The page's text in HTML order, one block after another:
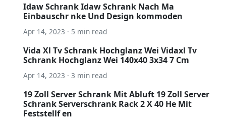
Idaw Schrank Idaw Schrank Nach Ma
Einbauschr nke Und Design kommoden
Apr 14, 2023 · 5 min read
Vida Xl Tv Schrank Hochglanz Wei Vidaxl Tv
Schrank Hochglanz Wei 140x40 3x34 7 Cm
Apr 14, 2023 · 3 min read
19 Zoll Server Schrank Mit Abluft 19 Zoll Server
Schrank Serverschrank Rack 2 X 40 He Mit
Feststellf en